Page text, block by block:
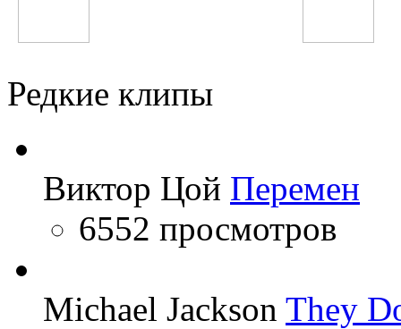
Редкие клипы
Виктор Цой Перемен
6552 просмотров
Michael Jackson They